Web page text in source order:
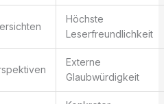
Höchste
Leserfreundlichkeit
Externe
Glaubwürdigkeit